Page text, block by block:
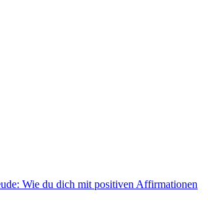
Wie du dich mit positiven Affirmationen